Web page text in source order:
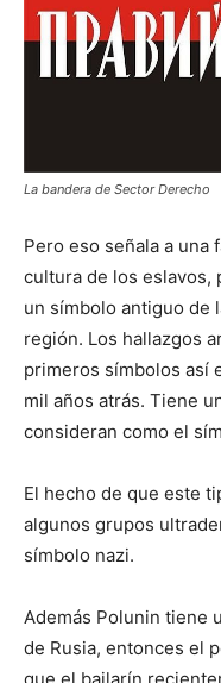
La bandera de Sector Derecho
Pero eso señala a
cultura de los eslavos,
un símbolo antiguo de
región. Los hallazgos
primeros símbolos así
mil años atrás. Tiene
consideran como el
El hecho de que este
algunos grupos
símbolo nazi.
Además Polunin tiene
de Rusia, entonces el